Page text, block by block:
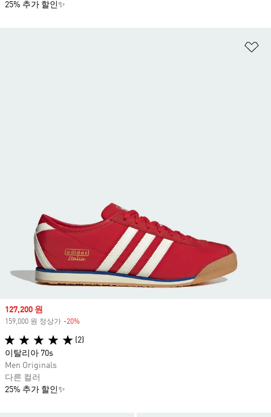
25% 추가 할인✨
Sale price
127,200 원
159,000 원 정상가 -20%
(2)
이탈리아 70s
Men Originals
다른 컬러
25% 추가 할인✨